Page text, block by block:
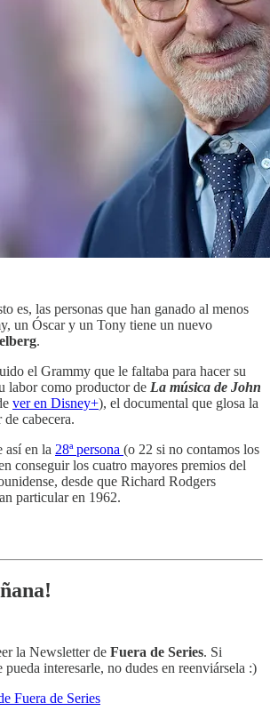
es, las personas que han ganado al menos
un Óscar y un Tony tiene un nuevo
.
el Grammy que le faltaba para hacer su
labor como productor de La música de John
ver en Disney+), el documental que glosa la
cabecera.
así en la 28ª persona (o 22 si no contamos los
conseguir los cuatro mayores premios del
desde que Richard Rodgers
particular en 1962.
la Newsletter de Fuera de Series. Si
pueda interesarle, no dudes en reenviársela :)
Fuera de Series